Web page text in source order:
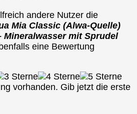
andere Nutzer die
Mia Classic (Alwa-Quelle)
Mineralwasser mit Sprudel
eine Bewertung
vorhanden. Gib jetzt die erste